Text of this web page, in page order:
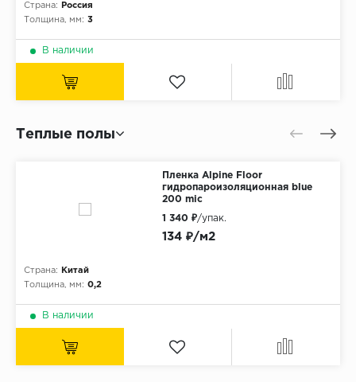
Страна:
Россия
Толщина, мм: 3
В наличии
Теплые полы
Пленка Alpine Floor
гидропароизоляционная blue
200 mic
Страна:
Китай
Толщина, мм: 0,2
134 ₽/м2
1 340 ₽/упак.
В наличии